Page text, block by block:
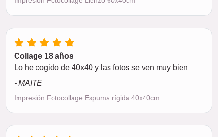
Collage 18 años
Lo he cogido de 40x40 y las fotos se ven muy bien
- MAITE
Impresión Fotocollage Espuma rígida 40x40cm